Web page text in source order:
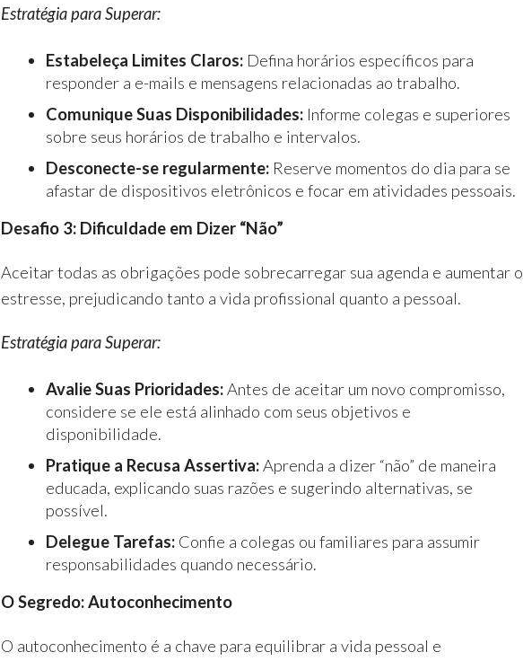
Estratégia para Superar:
Estabeleça Limites Claros: Defina horários específicos para
responder a e-mails e mensagens relacionadas ao trabalho.
Comunique Suas Disponibilidades: Informe colegas e superiores
sobre seus horários de trabalho e intervalos.
Desconecte-se regularmente: Reserve momentos do dia para se
afastar de dispositivos eletrônicos e focar em atividades pessoais.
Desafio 3: Dificuldade em Dizer “Não”
Aceitar todas as obrigações pode sobrecarregar sua agenda e aumentar o
estresse, prejudicando tanto a vida profissional quanto a pessoal.
Estratégia para Superar:
Avalie Suas Prioridades:Antes de aceitar um novo compromisso,
considere se ele está alinhado com seus objetivos e
disponibilidade.
Pratique a Recusa Assertiva:Aprenda a dizer “não” de maneira
educada, explicando suas razões e sugerindo alternativas, se
possível.
Delegue Tarefas: Confie a colegas ou familiares para assumir
responsabilidades quando necessário.
O Segredo: Autoconhecimento
O autoconhecimento é a chave para equilibrar a vida pessoal e